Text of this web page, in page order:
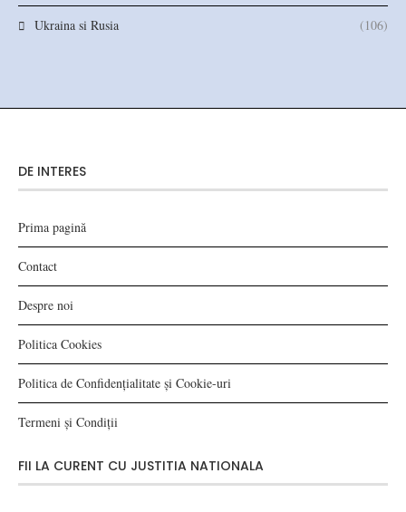
Ukraina si Rusia (106)
DE INTERES
Prima pagină
Contact
Despre noi
Politica Cookies
Politica de Confidențialitate și Cookie-uri
Termeni și Condiții
FII LA CURENT CU JUSTITIA NATIONALA